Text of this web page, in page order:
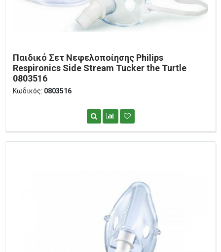
Παιδικό Σετ Νεφελοποίησης Philips
Respironics Side Stream Tucker the Turtle
0803516
Κωδικός: 0803516